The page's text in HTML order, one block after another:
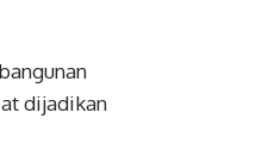
dijadikan